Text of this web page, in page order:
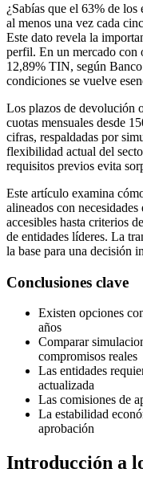
¿Sabías que el 63% de
al menos una vez cada
Este dato revela la
perfil. En un mercado con
12,89% TIN, según
condiciones se vuelve
Los plazos de devolución
cuotas mensuales desde
cifras, respaldadas por
flexibilidad actual del
requisitos previos evita
Este artículo examina
alineados con
accesibles hasta criterios
de entidades líderes. La
la base para una decisión
Conclusiones clave
Existen opciones
años
Comparar
compromisos reales
Las entidades
actualizada
Las comisiones de
La estabilidad
aprobación
Introducción a